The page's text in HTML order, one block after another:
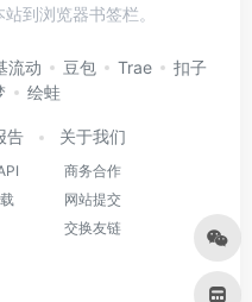
到浏览器书签栏。
流动 豆包 Trae
扣子
绘蛙
告 关于我们
商务合作
网站提交
交换友链